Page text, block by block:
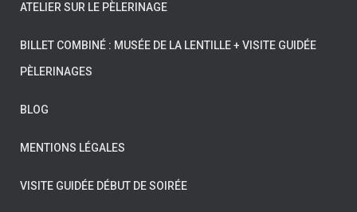
ATELIER SUR LE PÈLERINAGE
BILLET COMBINÉ : MUSÉE DE LA LENTILLE + VISITE GUIDÉE
PÈLERINAGES
BLOG
MENTIONS LÉGALES
VISITE GUIDÉE DÉBUT DE SOIRÉE